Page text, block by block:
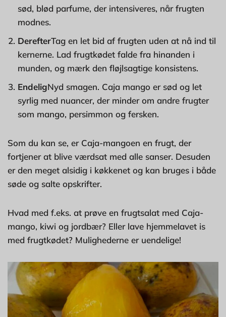
sød, blød parfume, der intensiveres, når frugten
modnes.
DerefterTag en let bid af frugten uden at nå ind til
kernerne. Lad frugtkødet falde fra hinanden i
munden, og mærk den fløjlsagtige konsistens.
EndeligNyd smagen. Caja mango er sød og let
syrlig med nuancer, der minder om andre frugter
som mango, persimmon og fersken.
Som du kan se, er Caja-mangoen en frugt, der
fortjener at blive værdsat med alle sanser. Desuden
er den meget alsidig i køkkenet og kan bruges i både
søde og salte opskrifter.
Hvad med f.eks. at prøve en frugtsalat med Caja-
mango, kiwi og jordbær? Eller lave hjemmelavet is
med frugtkødet? Mulighederne er uendelige!